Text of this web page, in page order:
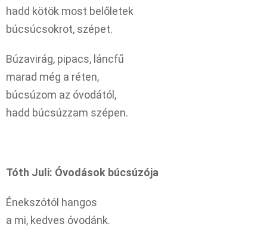
hadd kötök most belőletek
búcsúcsokrot, szépet.
Búzavirág, pipacs, láncfű
marad még a réten,
búcsúzom az óvodától,
hadd búcsúzzam szépen.
Tóth Juli: Óvodások búcsúzója
Énekszótól hangos
a mi, kedves óvodánk.